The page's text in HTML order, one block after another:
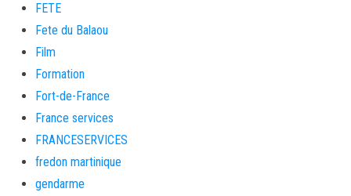
FETE
Fete du Balaou
Film
Formation
Fort-de-France
France services
FRANCESERVICES
fredon martinique
gendarme